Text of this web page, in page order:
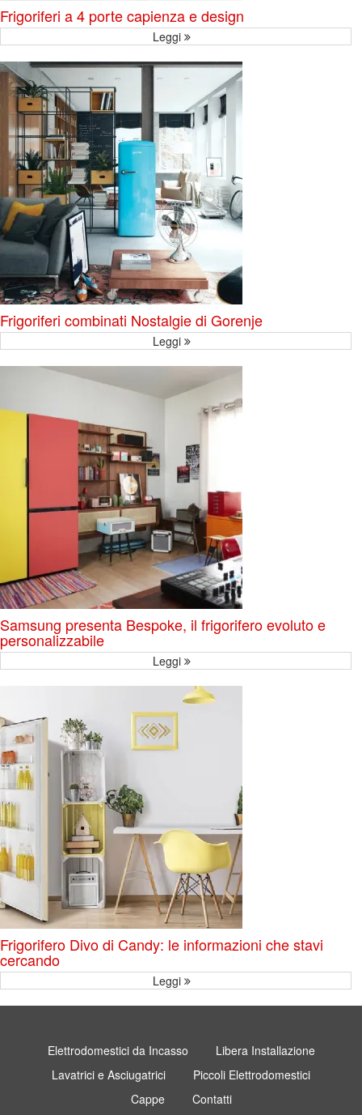
Frigoriferi a 4 porte capienza e design
Leggi
Frigoriferi combinati Nostalgie di Gorenje
Leggi
Samsung presenta Bespoke, il frigorifero evoluto e
personalizzabile
Leggi
Frigorifero Divo di Candy: le informazioni che stavi
cercando
Leggi
Elettrodomestici da Incasso
Libera Installazione
Lavatrici e Asciugatrici
Piccoli Elettrodomestici
Cappe
Contatti